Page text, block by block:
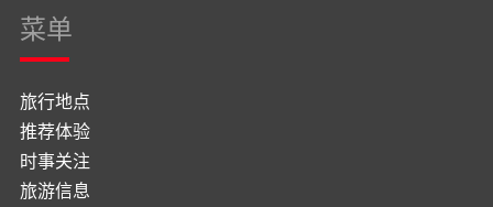
菜单
旅行地点
推荐体验
时事关注
旅游信息